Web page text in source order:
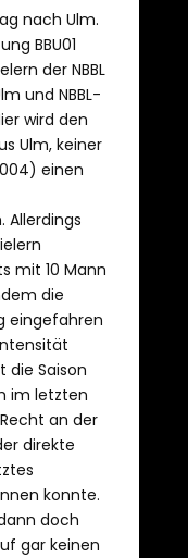
nach Ulm.
BBU01
der NBBL
und NBBL-
wird den
Ulm, keiner
einen
Allerdings
mit 10 Mann
die
eingefahren
die Saison
im letzten
an der
direkte
konnte.
doch
gar keinen